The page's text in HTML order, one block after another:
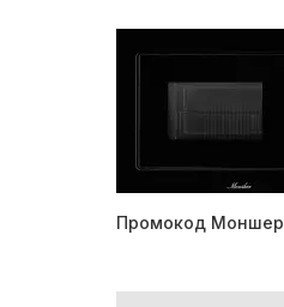
Промокод Моншер